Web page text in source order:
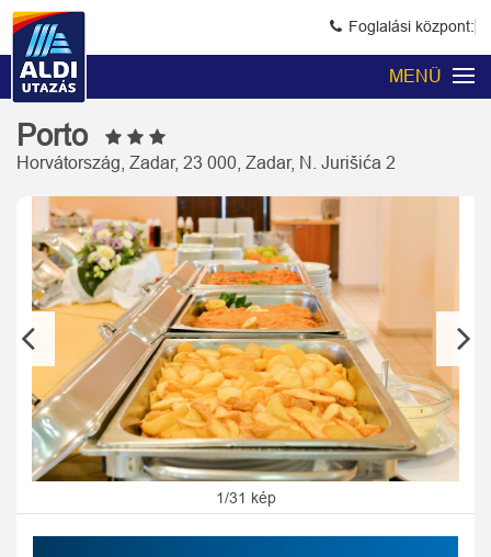
Foglalási központ:
MENÜ
Porto
Horvátország, Zadar, 23 000, Zadar, N. Jurišića 2
Previous
1/31 kép